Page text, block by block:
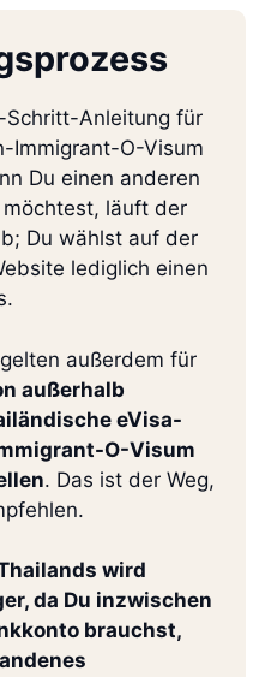
Anleitung für
Immigrant-O-Visum
Du einen anderen
läuft der
Du wählst auf der
lediglich einen
außerdem für
außerhalb
eVisa-
O-Visum
. Das ist der Weg,
wird
da Du inzwischen
brauchst,